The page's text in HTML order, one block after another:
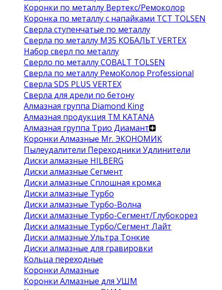
Коронки по металлу Вертекс/Ремоколор
Коронка по металлу с напайками TCT TOLSEN
Сверла ступенчатые по металлу
Сверла по металлу М35 КОБАЛЬТ VERTEX
Набор сверл по металлу
Сверло по металлу COBALT TOLSEN
Сверла по металлу РемоКолор Professional
Сверла SDS PLUS VERTEX
Сверла для дрели по бетону
Алмазная группа Diamond King
Алмазная продукция ТМ KATANA
Алмазная группа Трио Диамант
Коронки Алмазные Mr. ЭКОНОМИК
Пылеудалители Переходники Удлинители
Диски алмазные HILBERG
Диски алмазные Сегмент
Диски алмазные Сплошная кромка
Диски алмазные Турбо
Диски алмазные Турбо-Волна
Диски алмазные Турбо-Сегмент/Глубокорез
Диски алмазные Турбо/Сегмент Лайт
Диски алмазные Ультра Тонкие
Диски алмазные для гравировки
Кольца переходные
Коронки Алмазные
Коронки Алмазные для УШМ